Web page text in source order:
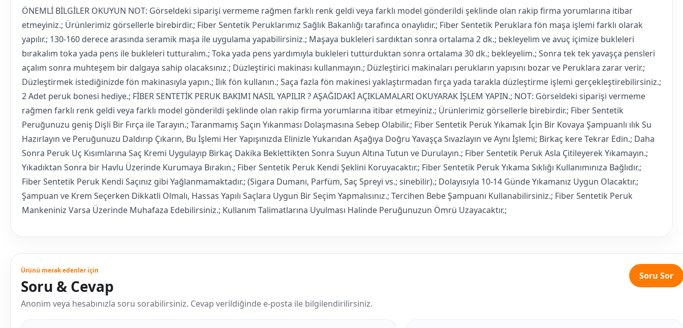
ÖNEMLİ BİLGİLER OKUYUN NOT: Görseldeki siparişi vermeme rağmen farklı renk geldi veya farklı model gönderildi şeklinde olan rakip firma yorumlarına itibar
etmeyiniz.; Ürünlerimiz görsellerle birebirdir.; Fiber Sentetik Peruklarımız Sağlık Bakanlığı tarafınca onaylıdır.; Fiber Sentetik Peruklara fön maşa işlemi farklı olarak
yapılır.; 130-160 derece arasında seramik maşa ile uygulama yapabilirsiniz.; Maşaya bukleleri sardıktan sonra ortalama 2 dk.; bekleyelim ve avuç içimize bukleleri
bırakalım toka yada pens ile bukleleri tutturalım.; Toka yada pens yardımıyla bukleleri tutturduktan sonra ortalama 30 dk.; bekleyelim.; Sonra tek tek yavaşça pensleri
açalım sonra muhteşem bir dalgaya sahip olacaksınız.; Düzleştirici makinası kullanmayın.; Düzleştirici makinaları perukların yapısını bozar ve Peruklara zarar verir.;
Düzleştirmek istediğinizde fön makinasıyla yapın.; Ilık fön kullanın.; Saça fazla fön makinesi yaklaştırmadan fırça yada tarakla düzleştirme işlemi gerçekleştirebilirsiniz.;
2 Adet peruk bonesi hediye.; FİBER SENTETİK PERUK BAKIMI NASIL YAPILIR ? AŞAĞIDAKİ AÇIKLAMALARI OKUYARAK İŞLEM YAPIN.; NOT: Görseldeki siparişi vermeme
rağmen farklı renk geldi veya farklı model gönderildi şeklinde olan rakip firma yorumlarına itibar etmeyiniz.; Ürünlerimiz görsellerle birebirdir.; Fiber Sentetik
Peruğunuzu geniş Dişli Bir Fırça ile Tarayın.; Taranmamış Saçın Yıkanması Dolaşmasına Sebep Olabilir.; Fiber Sentetik Peruk Yıkamak İçin Bir Kovaya Şampuanlı ılık Su
Hazırlayın ve Peruğunuzu Daldırıp Çıkarın, Bu İşlemi Her Yapışınızda Elinizle Yukarıdan Aşağıya Doğru Yavaşça Sıvazlayın ve Aynı İşlemi; Birkaç kere Tekrar Edin.; Daha
Sonra Peruk Uç Kısımlarına Saç Kremi Uygulayıp Birkaç Dakika Beklettikten Sonra Suyun Altına Tutun ve Durulayın.; Fiber Sentetik Peruk Asla Çitileyerek Yıkamayın.;
Yıkadıktan Sonra bir Havlu Üzerinde Kurumaya Bırakın.; Fiber Sentetik Peruk Kendi Şeklini Koruyacaktır.; Fiber Sentetik Peruk Yıkama Sıklığı Kullanımınıza Bağlıdır.;
Fiber Sentetik Peruk Kendi Saçınız gibi Yağlanmamaktadır.; (Sigara Dumanı, Parfüm, Saç Spreyi vs.; sinebilir).; Dolayısıyla 10-14 Günde Yıkamanız Uygun Olacaktır.;
Şampuan ve Krem Seçerken Dikkatli Olmalı, Hassas Yapılı Saçlara Uygun Bir Seçim Yapmalısınız.; Tercihen Bebe Şampuanı Kullanabilirsiniz.; Fiber Sentetik Peruk
Mankeniniz Varsa Üzerinde Muhafaza Edebilirsiniz.; Kullanım Talimatlarına Uyulması Halinde Peruğunuzun Ömrü Uzayacaktır.;
Ürünü merak edenler için
Soru & Cevap
Anonim veya hesabınızla soru sorabilirsiniz. Cevap verildiğinde e-posta ile bilgilendirilirsiniz.
Soru Sor